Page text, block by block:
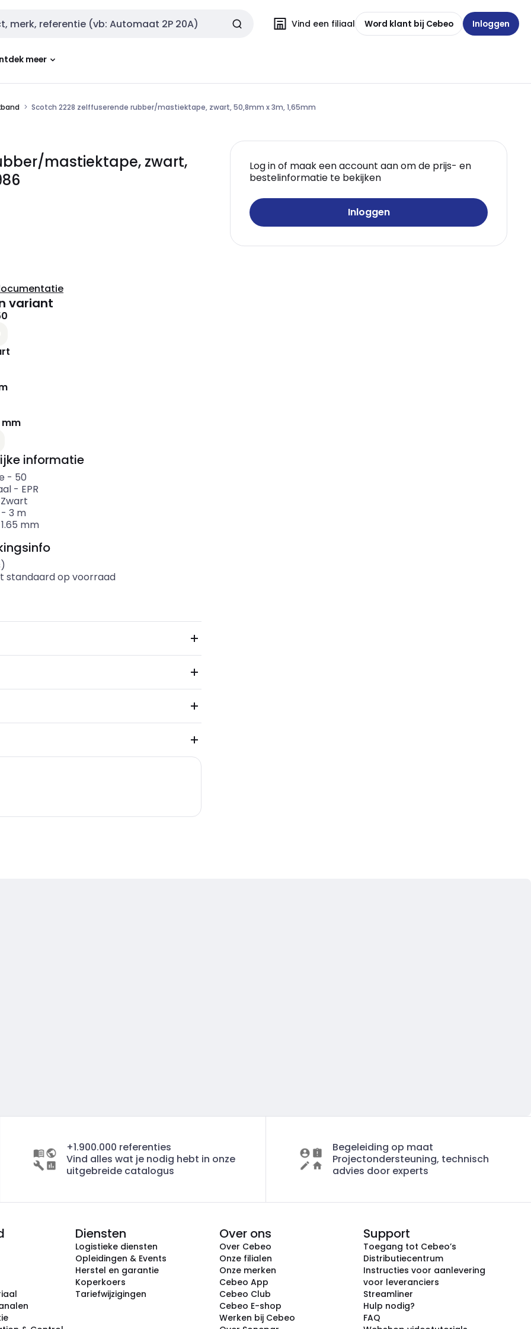
Vind een filiaal Word klant bij Cebeo Inloggen
meer
Scotch 2228 zelffuserende rubber/mastiektape, zwart, 50,8mm x 3m, 1,65mm
mastiektape, zwart,
Log in of maak een account aan om de prijs- en
bestelinformatie te bekijken
Inloggen
variant
mm
informatie
- 50
- EPR
Zwart
- 3 m
1.65 mm
standaard op voorraad
+1.900.000 referenties
Vind alles wat je nodig hebt in onze
uitgebreide catalogus
Begeleiding op maat
Projectondersteuning, technisch
advies door experts
Diensten
Logistieke diensten
Opleidingen & Events
Herstel en garantie
Koperkoers
Tariefwijzigingen
Over ons
Over Cebeo
Onze filialen
Onze merken
Cebeo App
Cebeo Club
Cebeo E-shop
Werken bij Cebeo
Support
Toegang tot Cebeo’s
Distributiecentrum
Instructies voor aanlevering
voor leveranciers
Streamliner
Hulp nodig?
FAQ